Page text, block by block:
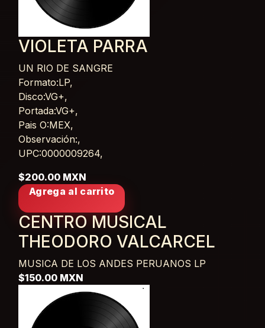
VIOLETA PARRA
UN RIO DE SANGRE
Card List Article
Formato:LP,
Disco:VG+,
Portada:VG+,
Pais O:MEX,
Observación:,
UPC:0000009264,
$200.00 MXN
Agrega al carrito
CENTRO MUSICAL
THEODORO VALCARCEL
MUSICA DE LOS ANDES PERUANOS LP
$150.00 MXN